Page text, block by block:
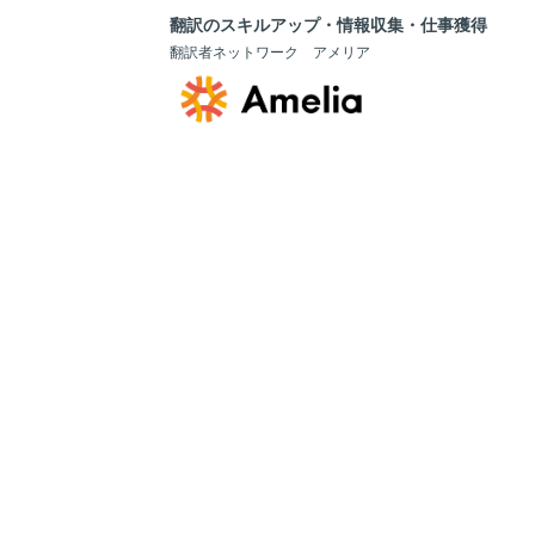
翻訳のスキルアップ・情報収集・仕事獲得
翻訳者ネットワーク アメリア